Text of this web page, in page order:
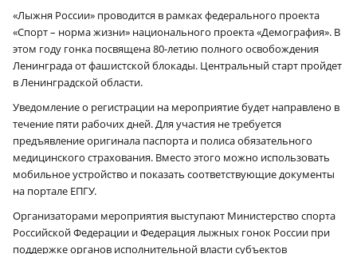
«Лыжня России» проводится в рамках федерального проекта
«Спорт – норма жизни» национального проекта «Демография». В
этом году гонка посвящена 80-летию полного освобождения
Ленинграда от фашистской блокады. Центральный старт пройдет
в Ленинградской области.
Уведомление о регистрации на мероприятие будет направлено в
течение пяти рабочих дней. Для участия не требуется
предъявление оригинала паспорта и полиса обязательного
медицинского страхования. Вместо этого можно использовать
мобильное устройство и показать соответствующие документы
на портале ЕПГУ.
Организаторами мероприятия выступают Министерство спорта
Российской Федерации и Федерация лыжных гонок России при
поддержке органов исполнительной власти субъектов